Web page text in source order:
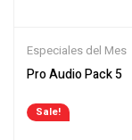
Especiales del Mes
Pro Audio Pack 5
Sale!